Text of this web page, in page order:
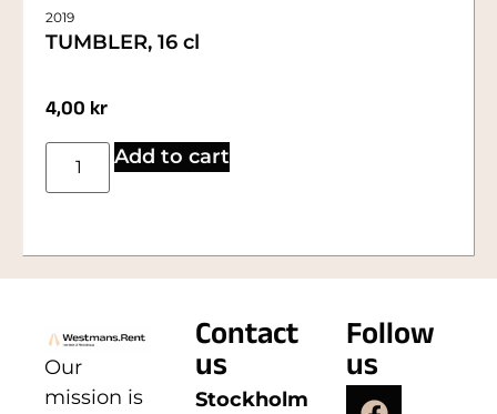
2019
TUMBLER, 16 cl
4,00 kr
Add to cart
Our
mission is
Contact
us
Stockholm
Follow
us